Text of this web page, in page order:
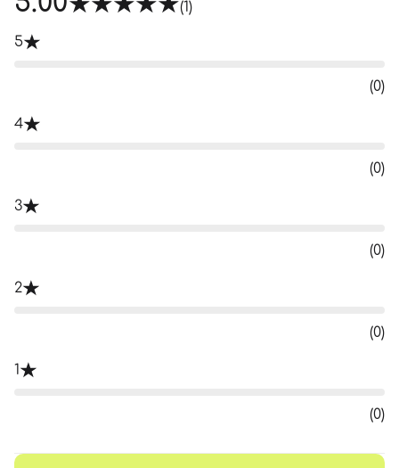
(1)
5
(0)
4
(0)
3
(0)
2
(0)
1
(0)